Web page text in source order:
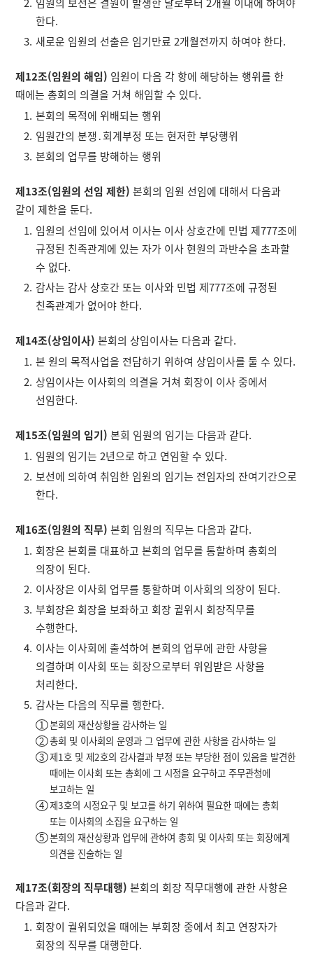
임원의 보선은 결원이 발생한 날로부터 2개월 이내에 하여야
한다.
새로운 임원의 선출은 임기만료 2개월전까지 하여야 한다.
제12조(임원의 해임) 임원이 다음 각 항에 해당하는 행위를 한
때에는 총회의 의결을 거쳐 해임할 수 있다.
본회의 목적에 위배되는 행위
임원간의 분쟁․회계부정 또는 현저한 부당행위
본회의 업무를 방해하는 행위
제13조(임원의 선임 제한) 본회의 임원 선임에 대해서 다음과
같이 제한을 둔다.
임원의 선임에 있어서 이사는 이사 상호간에 민법 제777조에
규정된 친족관계에 있는 자가 이사 현원의 과반수을 초과할
수 없다.
감사는 감사 상호간 또는 이사와 민법 제777조에 규정된
친족관계가 없어야 한다.
제14조(상임이사) 본회의 상임이사는 다음과 같다.
본 원의 목적사업을 전담하기 위하여 상임이사를 둘 수 있다.
상임이사는 이사회의 의결을 거쳐 회장이 이사 중에서
선임한다.
제15조(임원의 임기) 본회 임원의 임기는 다음과 같다.
임원의 임기는 2년으로 하고 연임할 수 있다.
보선에 의하여 취임한 임원의 임기는 전임자의 잔여기간으로
한다.
제16조(임원의 직무) 본회 임원의 직무는 다음과 같다.
회장은 본회를 대표하고 본회의 업무를 통할하며 총회의
의장이 된다.
이사장은 이사회 업무를 통할하며 이사회의 의장이 된다.
부회장은 회장을 보좌하고 회장 귈위시 회장직무를
수행한다.
이사는 이사회에 출석하여 본회의 업무에 관한 사항을
의결하며 이사회 또는 회장으로부터 위임받은 사항을
처리한다.
감사는 다음의 직무를 행한다.
본회의 재산상황을 감사하는 일
총회 및 이사회의 운영과 그 업무에 관한 사항을 감사하는 일
제1호 및 제2호의 감사결과 부정 또는 부당한 점이 있음을 발견한
때에는 이사회 또는 총회에 그 시정을 요구하고 주무관청에
보고하는 일
제3호의 시정요구 및 보고를 하기 위하여 필요한 때에는 총회
또는 이사회의 소집을 요구하는 일
본회의 재산상황과 업무에 관하여 총회 및 이사회 또는 회장에게
의견을 진술하는 일
제17조(회장의 직무대행) 본회의 회장 직무대행에 관한 사항은
다음과 같다.
회장이 궐위되었을 때에는 부회장 중에서 최고 연장자가
회장의 직무를 대행한다.